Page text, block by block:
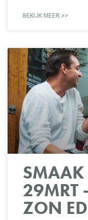
BEKIJK MEER >>
SMAAK
29MRT
ZON